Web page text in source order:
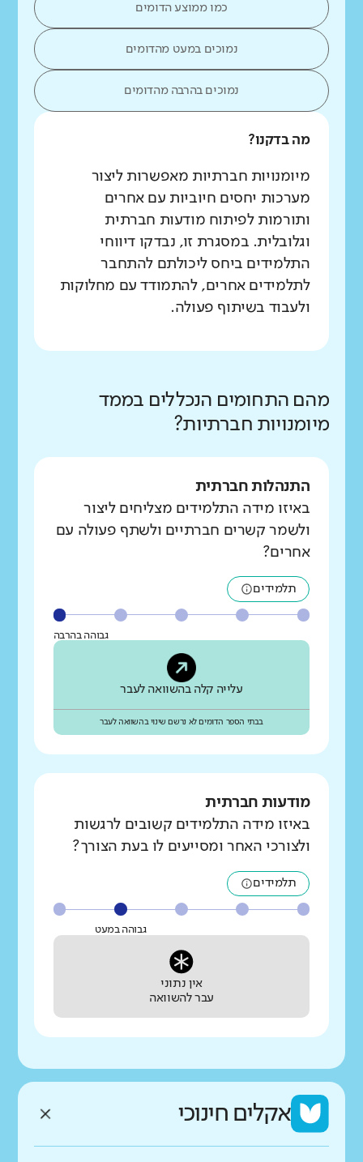
כמו ממוצע הדומים
נמוכים במעט מהדומים
נמוכים בהרבה מהדומים
מה בדקנו?
מיומנויות חברתיות מאפשרות ליצור
מערכות יחסים חיוביות עם אחרים
ותורמות לפיתוח מודעות חברתית
וגלובלית. במסגרת זו, נבדקו דיווחי
התלמידים ביחס ליכולתם להתחבר
לתלמידים אחרים, להתמודד עם מחלוקות
ולעבוד בשיתוף פעולה.
מהם התחומים הנכללים בממד
מיומנויות חברתיות?
התנהלות חברתית
באיזו מידה התלמידים מצליחים ליצור
ולשמר קשרים חברתיים ולשתף פעולה עם
אחרים?
תלמידים
גבוהה בהרבה
עלייה קלה בהשוואה לעבר
בבתי הספר הדומים לא נרשם שינוי בהשוואה לעבר
מודעות חברתית
באיזו מידה התלמידים קשובים לרגשות
ולצורכי האחר ומסייעים לו בעת הצורך?
תלמידים
גבוהה במעט
אין נתוני
עבר להשוואה
אקלים חינוכי